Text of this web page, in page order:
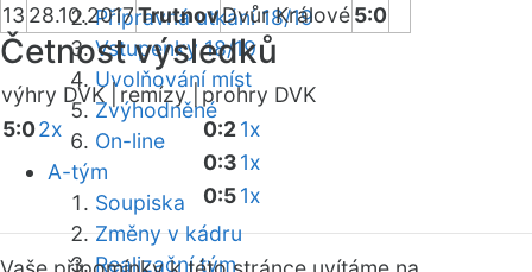
Přípravná utkání 18/19
Vstupenky 18/19
Uvolňování míst
Zvýhodněné
On-line
A-tým
Soupiska
Změny v kádru
Realizační tým
13 28.10.2017TrutnovDvůr Králové5:0
Četnost výsledků
výhry DVK |remízy |prohry DVK
5:02x 0:21x
0:31x
0:51x